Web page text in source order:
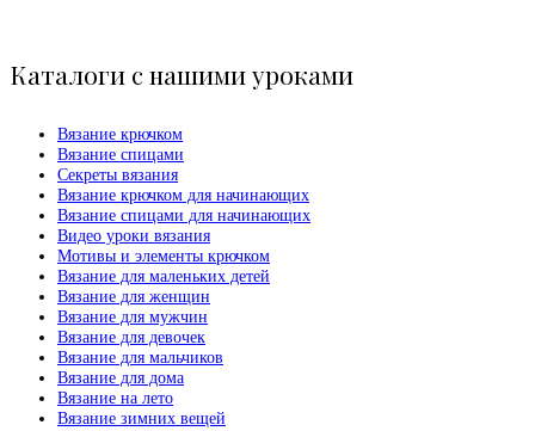
Каталоги с нашими уроками
Вязание крючком
Вязание спицами
Секреты вязания
Вязание крючком для начинающих
Вязание спицами для начинающих
Видео уроки вязания
Мотивы и элементы крючком
Вязание для маленьких детей
Вязание для женщин
Вязание для мужчин
Вязание для девочек
Вязание для мальчиков
Вязание для дома
Вязание на лето
Вязание зимних вещей